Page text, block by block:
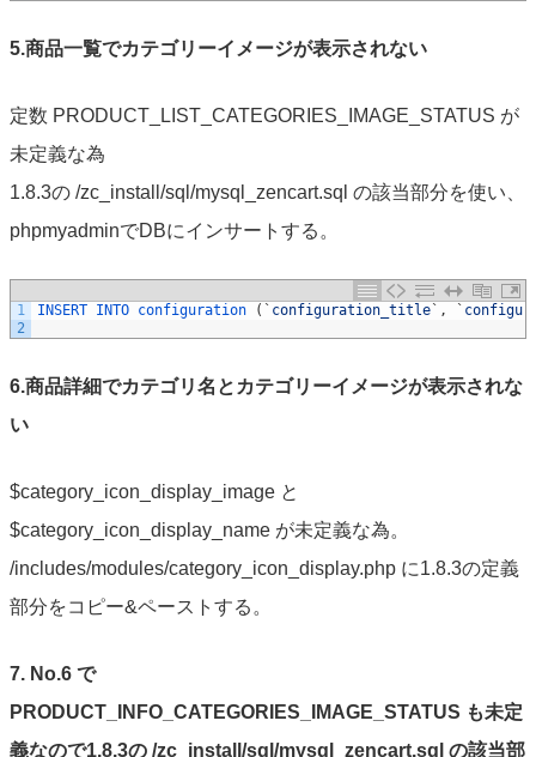
5.商品一覧でカテゴリーイメージが表示されない
定数 PRODUCT_LIST_CATEGORIES_IMAGE_STATUS が
未定義な為
1.8.3の /zc_install/sql/mysql_zencart.sql の該当部分を使い、
phpmyadminでDBにインサートする。
1
2
INSERT INTO configuration ( ` configuration_title` , `
6.商品詳細でカテゴリ名とカテゴリーイメージが表示されな
い
$category_icon_display_image と
$category_icon_display_name が未定義な為。
/includes/modules/category_icon_display.php に1.8.3の定義
部分をコピー&ペーストする。
7. No.6 で
PRODUCT_INFO_CATEGORIES_IMAGE_STATUS も未定
義なので1.8.3の /zc_install/sql/mysql_zencart.sql の該当部